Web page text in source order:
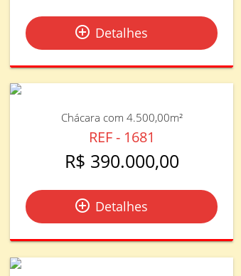
add_circle_outline Detalhes
Chácara com 4.500,00m²
REF - 1681
R$ 390.000,00
add_circle_outline Detalhes